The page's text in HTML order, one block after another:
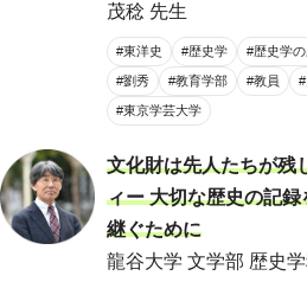
茂稔 先生
#東洋史 #歴史学 #歴史学
#劉秀 #教育学部 #教員
#東京学芸大学
文化財は先人たちが残
ィー 大切な歴史の記
継ぐために
龍谷大学 文学部 歴史